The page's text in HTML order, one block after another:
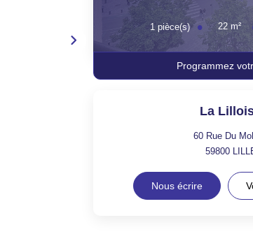
1pièce(s) 22 m²
Programmez
La
60 Rue Du
59800
Nous écrire